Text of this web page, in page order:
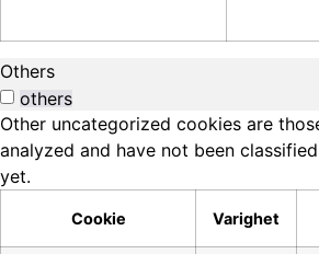
Others
others
Other uncategorized cookies are
analyzed and have not been
yet.
Cookie Varighet